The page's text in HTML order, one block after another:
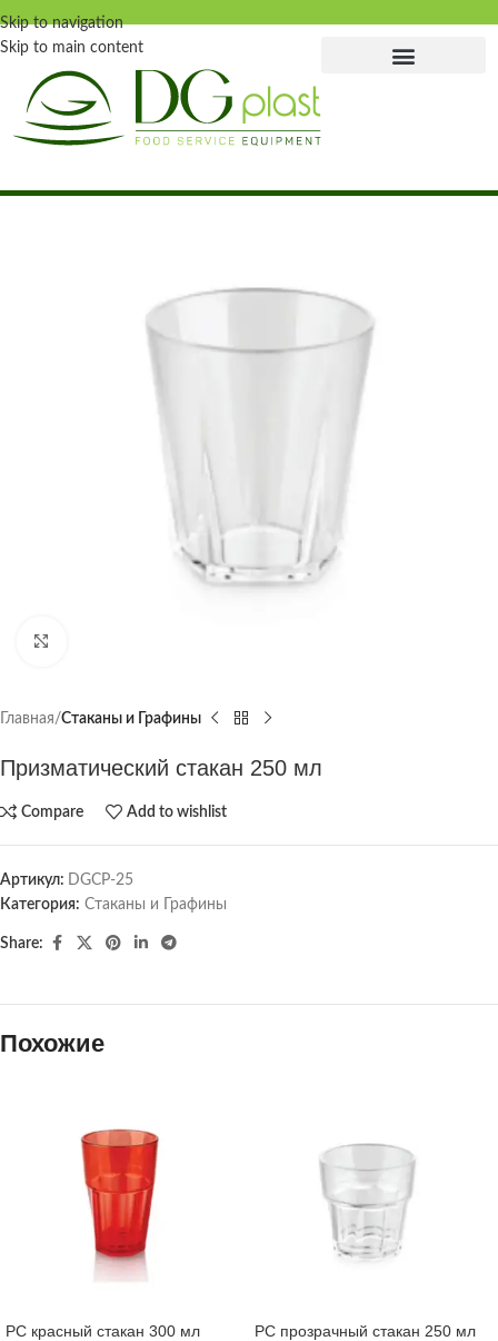
Skip to navigation
Skip to main content
Главная Стаканы и Графины
Призматический стакан 250 мл
Compare Add to wishlist
Артикул:
DGCP-25
Категория: Стаканы и Графины
Share:
Похожие
PC красный стакан 300 мл PC прозрачный стакан 250 мл